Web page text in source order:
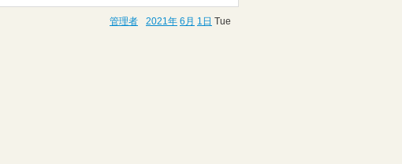
2021年 6月 1日 Tue
管理者